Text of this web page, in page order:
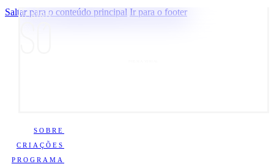
Saltar para o conteúdo principal Ir para o footer
SOBRE
CRIAÇÕES
PROGRAMA